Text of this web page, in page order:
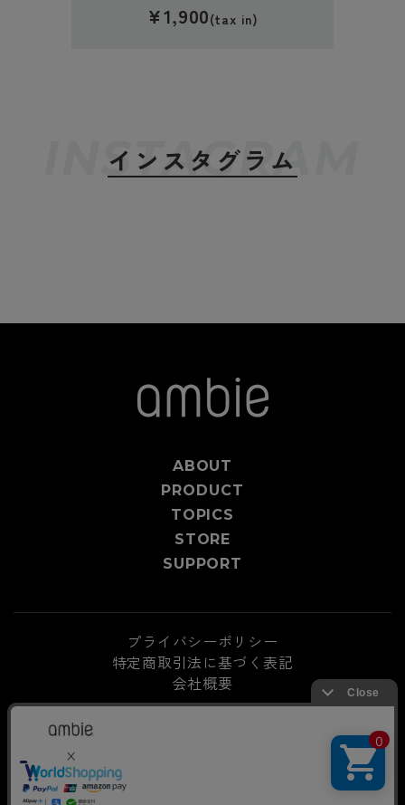
¥1,900(tax in)
INSTAGRAM
インスタグラム
ABOUT
PRODUCT
TOPICS
STORE
SUPPORT
プライバシーポリシー
特定商取引法に基づく表記
会社概要
支